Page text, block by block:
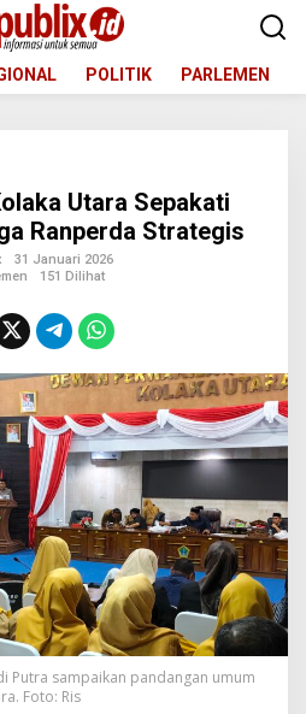
POLITIK PARLEMEN
Utara Sepakati
Ranperda Strategis
31 Januari 2026
151 Dilihat
Putra sampaikan pandangan umum
Foto: Ris